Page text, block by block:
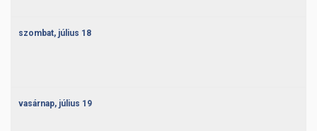
szombat, július 18
vasárnap, július 19